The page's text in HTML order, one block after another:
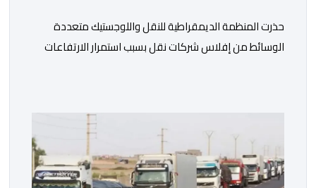
حذرت المنظمة الديمقراطية للنقل واللوجستيك متعددة
الوسائط من إفلاس شركات نقل بسبب استمرار الارتفاعات
الطرقي. وجاء بلاغ للمنظمة، “أصبحت المقاولات النقلية،
والسائقون المهنيون، على حد سواء، يواجهون ضغوطا
اقتصادية غير مسبوقة نتيجة الارتفاع المستمر في كلفة
العملية النقلية، حيث […]